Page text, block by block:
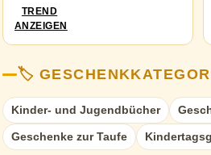
TREND
ANZEIGEN
🏷️
Kinder- und Jugendbücher
Geschenke zur Taufe